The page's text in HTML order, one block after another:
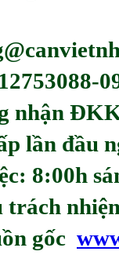
nhận
lần đầu
8:00h
trách
gốc